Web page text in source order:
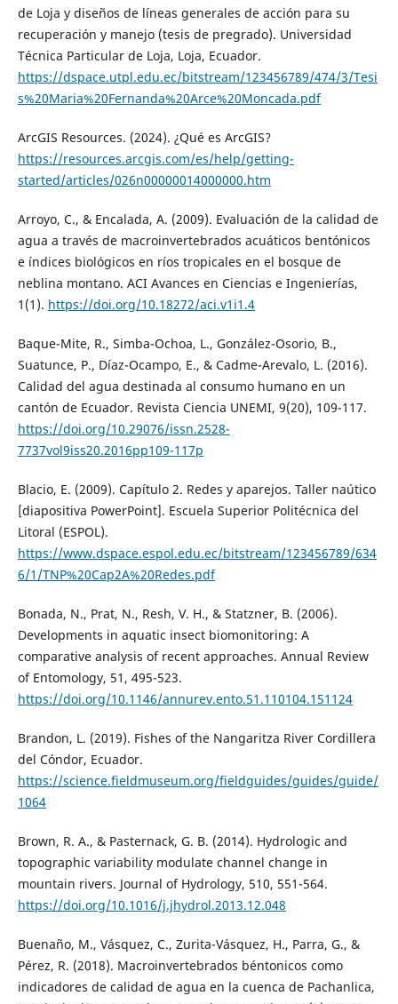
de Loja y diseños de líneas generales de acción para su
recuperación y manejo (tesis de pregrado). Universidad
Técnica Particular de Loja, Loja, Ecuador.
https://dspace.utpl.edu.ec/bitstream/123456789/474/3/Tesi
s%20Maria%20Fernanda%20Arce%20Moncada.pdf
ArcGIS Resources. (2024). ¿Qué es ArcGIS?
https://resources.arcgis.com/es/help/getting-
started/articles/026n00000014000000.htm
Arroyo, C., & Encalada, A. (2009). Evaluación de la calidad de
agua a través de macroinvertebrados acuáticos bentónicos
e índices biológicos en ríos tropicales en el bosque de
neblina montano. ACI Avances en Ciencias e Ingenierías,
1(1). https://doi.org/10.18272/aci.v1i1.4
Baque-Mite, R., Simba-Ochoa, L., González-Osorio, B.,
Suatunce, P., Díaz-Ocampo, E., & Cadme-Arevalo, L. (2016).
Calidad del agua destinada al consumo humano en un
cantón de Ecuador. Revista Ciencia UNEMI, 9(20), 109-117.
https://doi.org/10.29076/issn.2528-
7737vol9iss20.2016pp109-117p
Blacio, E. (2009). Capítulo 2. Redes y aparejos. Taller naútico
[diapositiva PowerPoint]. Escuela Superior Politécnica del
Litoral (ESPOL).
https://www.dspace.espol.edu.ec/bitstream/123456789/634
6/1/TNP%20Cap2A%20Redes.pdf
Bonada, N., Prat, N., Resh, V. H., & Statzner, B. (2006).
Developments in aquatic insect biomonitoring: A
comparative analysis of recent approaches. Annual Review
of Entomology, 51, 495-523.
https://doi.org/10.1146/annurev.ento.51.110104.151124
Brandon, L. (2019). Fishes of the Nangaritza River Cordillera
del Cóndor, Ecuador.
https://science.fieldmuseum.org/fieldguides/guides/guide/
1064
Brown, R. A., & Pasternack, G. B. (2014). Hydrologic and
topographic variability modulate channel change in
mountain rivers. Journal of Hydrology, 510, 551-564.
https://doi.org/10.1016/j.jhydrol.2013.12.048
Buenaño, M., Vásquez, C., Zurita-Vásquez, H., Parra, G., &
Pérez, R. (2018). Macroinvertebrados béntonicos como
indicadores de calidad de agua en la cuenca de Pachanlica,